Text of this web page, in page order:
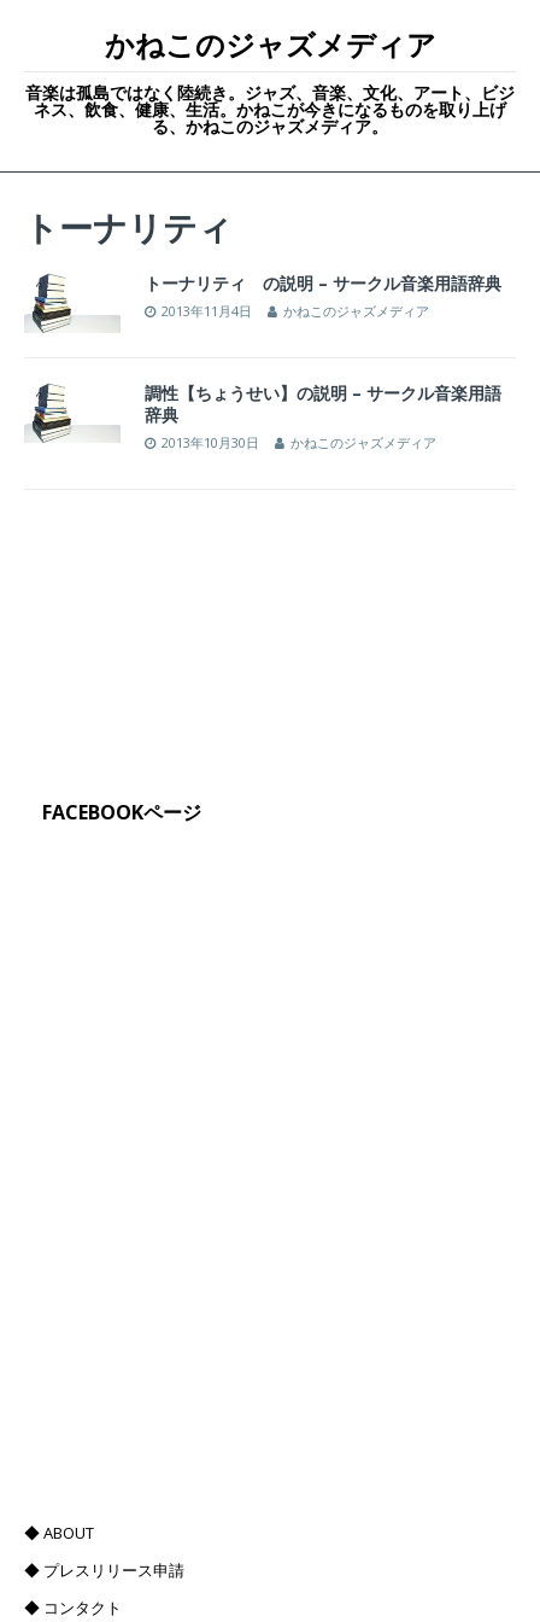
かねこのジャズメディア
音楽は孤島ではなく陸続き。ジャズ、音楽、文化、アート、ビジ
ネス、飲食、健康、生活。かねこが今きになるものを取り上げ
る、かねこのジャズメディア。
トーナリティ
トーナリティ の説明 – サークル音楽用語辞典
2013年11月4日 かねこのジャズメディア
調性【ちょうせい】の説明 – サークル音楽用語
辞典
2013年10月30日 かねこのジャズメディア
FACEBOOKページ
◆ ABOUT
◆ プレスリリース申請
◆ コンタクト